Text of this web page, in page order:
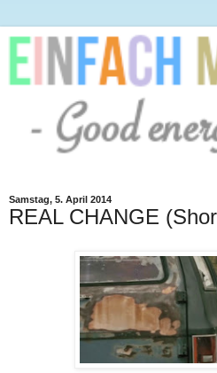
Samstag, 5. April 2014
REAL CHANGE